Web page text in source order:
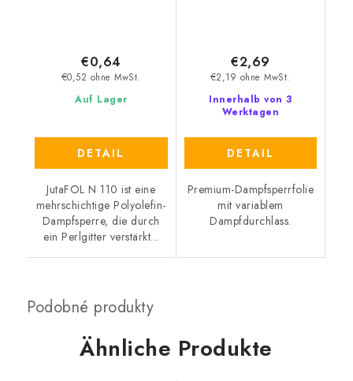
Auf Lager
€0,52 ohne MwSt.
€0,64
DETAIL
JutaFOL N 110 ist eine
mehrschichtige Polyolefin-
Dampfsperre, die durch
ein Perlgitter verstärkt...
Innerhalb von 3
Werktagen
€2,19 ohne MwSt.
€2,69
DETAIL
Premium-Dampfsperrfolie
mit variablem
Dampfdurchlass.
Ähnliche Produkte